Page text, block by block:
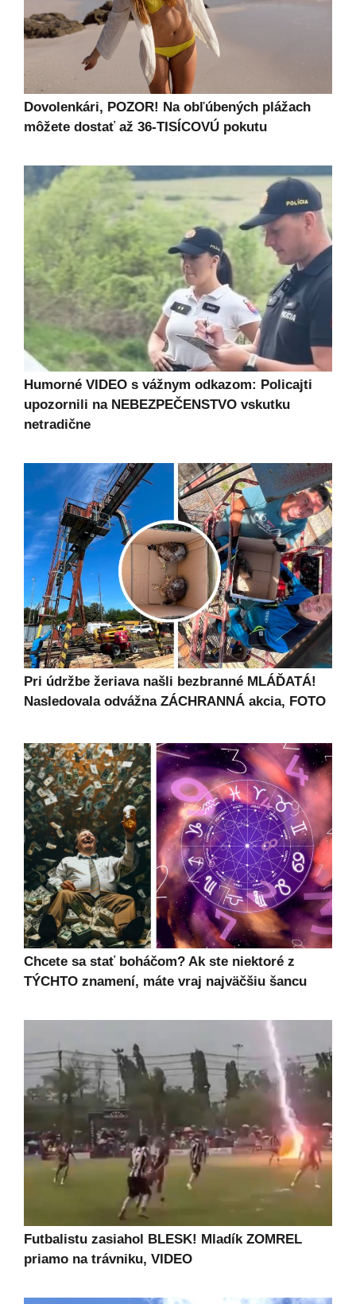
Dovolenkári, POZOR! Na obľúbených plážach
môžete dostať až 36-TISÍCOVÚ pokutu
Humorné VIDEO s vážnym odkazom: Policajti
upozornili na NEBEZPEČENSTVO vskutku
netradične
Pri údržbe žeriava našli bezbranné MLÁĎATÁ!
Nasledovala odvážna ZÁCHRANNÁ akcia, FOTO
Chcete sa stať boháčom? Ak ste niektoré z
TÝCHTO znamení, máte vraj najväčšiu šancu
Futbalistu zasiahol BLESK! Mladík ZOMREL
priamo na trávniku, VIDEO